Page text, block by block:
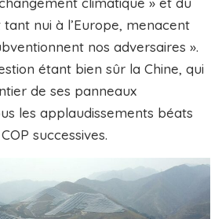
nui à l’Europe, menacent
nos adversaires ».
étant bien sûr la Chine, qui
de ses panneaux
les applaudissements béats
successives.